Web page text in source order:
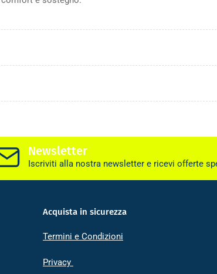
Newsletter
Iscriviti alla nostra newsletter e ricevi offerte
Acquista in sicurezza
Termini e Condizioni
Privacy